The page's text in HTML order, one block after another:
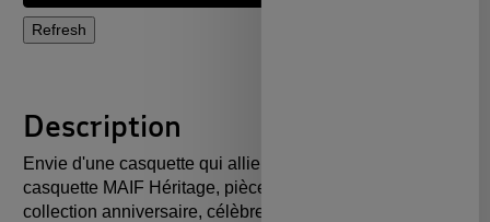
Description
Envie d'une casquette qui allie style et signification ? La
casquette MAIF Héritage, pièce emblématique de notre
collection anniversaire, célèbre 90 ans d'engagement.